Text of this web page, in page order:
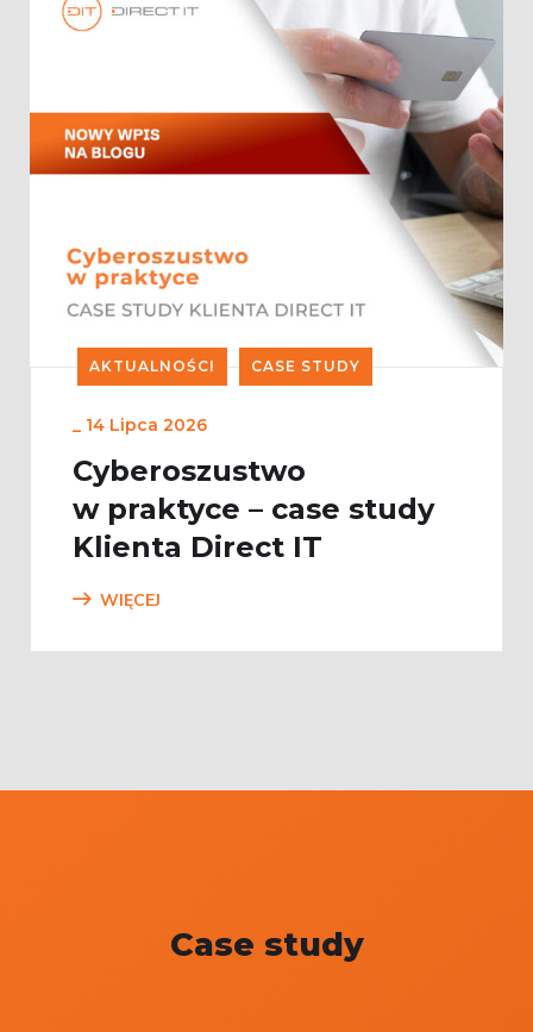
AKTUALNOŚCI CASE STUDY
_ 14 Lipca 2026
Cyberoszustwo
w praktyce – case study
Klienta Direct IT
WIĘCEJ
Case study